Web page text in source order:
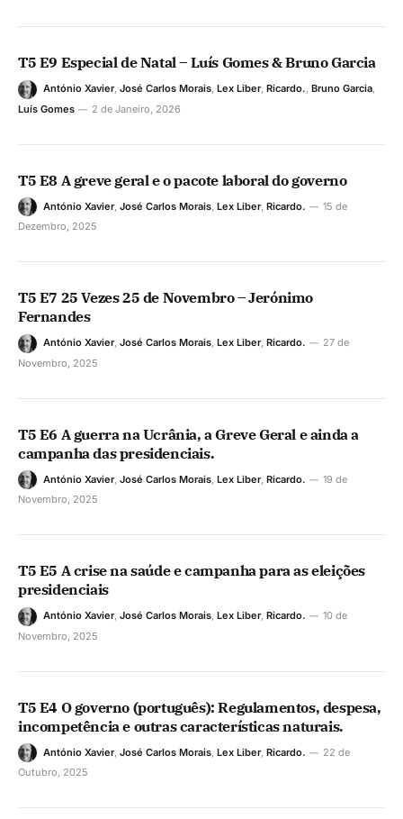
T5 E9 Especial de Natal – Luís Gomes & Bruno Garcia
António Xavier, José Carlos Morais, Lex Liber, Ricardo., Bruno Garcia,
Luís Gomes
2 de Janeiro, 2026
T5 E8 A greve geral e o pacote laboral do governo
António Xavier, José Carlos Morais Lex Liber, Ricardo.
15 de
Dezembro, 2025
T5 E7 25 Vezes 25 de Novembro – Jerónimo
Fernandes
António Xavier, José Carlos Morais, Lex Liber, Ricardo.
27 de
Novembro, 2025
T5 E6 A guerra na Ucrânia, a Greve Geral e ainda a
campanha das presidenciais.
António Xavier, José Carlos Morais Lex Liber, Ricardo.
19 de
Novembro, 2025
T5 E5 A crise na saúde e campanha para as eleições
presidenciais
António Xavier, José Carlos Morais, Lex Liber, Ricardo.
10 de
Novembro, 2025
T5 E4 O governo (português): Regulamentos, despesa,
incompetência e outras características naturais.
António Xavier, José Carlos Morais Lex Liber, Ricardo.
22 de
Outubro, 2025